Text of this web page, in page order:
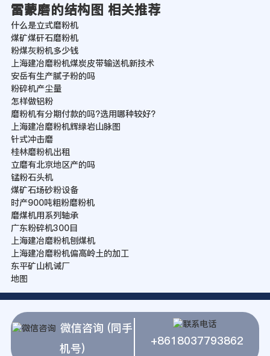
雷蒙磨的结构图 相关推荐
什么是立式磨粉机
煤矿煤矸石磨粉机
粉煤灰粉机多少钱
上海建冶磨粉机煤炭皮带输送机新技术
安岳有生产腻子粉的吗
粉碎机产尘量
怎样做铝粉
磨粉机有分期付款的吗?选用哪种较好?
上海建冶磨粉机辉绿岩山脉图
针式冲击磨
桂林磨粉机出租
立磨有北京地区产的吗
锰粉石头机
煤矿石场砂粉设备
时产900吨粗粉磨粉机
磨煤机用系列轴承
广东粉碎机300目
上海建冶磨粉机刨煤机
上海建冶磨粉机偏高岭土的加工
东平矿山机诫厂
地图
微信咨询 (同手
机号)
+8618037793862